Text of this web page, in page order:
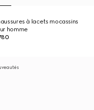
à lacets mocassins
homme